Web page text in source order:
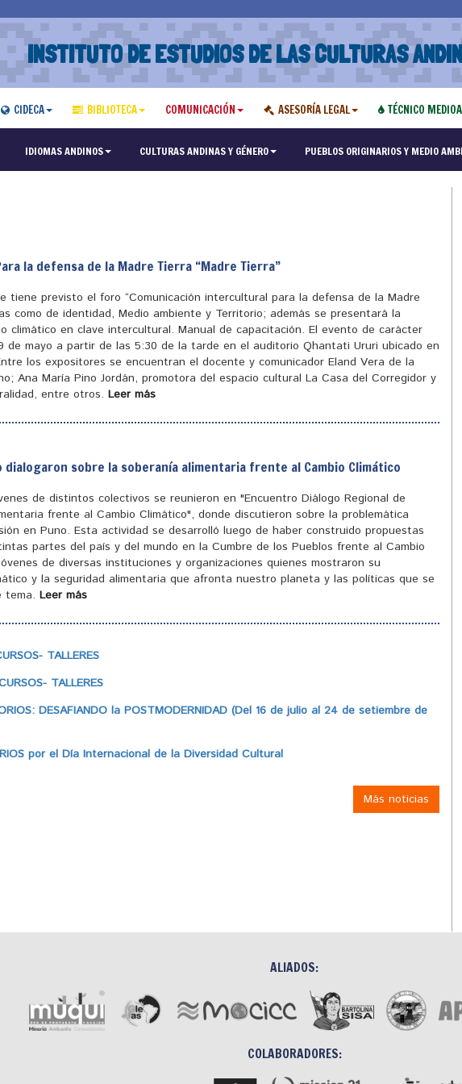
INSTITUTO DE ESTUDIOS DE LAS CULTURAS
CIDECA BIBLIOTECA COMUNICACIÓN ASESORÍA LEGAL TÉCNICO
IDIOMAS ANDINOS CULTURAS ANDINAS Y GÉNERO PUEBLOS ORIGINARIOS Y MEDIO
la defensa de la Madre Tierra “Madre Tierra”
tiene previsto el foro “Comunicación intercultural para la defensa de la Madre
como de identidad, Medio ambiente y Territorio; además se presentará la
climático en clave intercultural. Manual de capacitación. El evento de carácter
de mayo a partir de las 5:30 de la tarde en el auditorio Qhantati Ururi ubicado en
los expositores se encuentran el docente y comunicador Eland Vera de la
Ana María Pino Jordán, promotora del espacio cultural La Casa del Corregidor y
entre otros. Leer más
dialogaron sobre la soberanía alimentaria frente al Cambio Climático
de distintos colectivos se reunieron en "Encuentro Diálogo Regional de
frente al Cambio Climático", donde discutieron sobre la problemática
en Puno. Esta actividad se desarrolló luego de haber construido propuestas
partes del país y del mundo en la Cumbre de los Pueblos frente al Cambio
de diversas instituciones y organizaciones quienes mostraron su
y la seguridad alimentaria que afronta nuestro planeta y las políticas que se
tema. Leer más
TALLERES
TALLERES
DESAFIANDO la POSTMODERNIDAD (Del 16 de julio al 24 de setiembre de
por el Día Internacional de la Diversidad Cultural
Más noticias
ALIADOS:
COLABORADORES: